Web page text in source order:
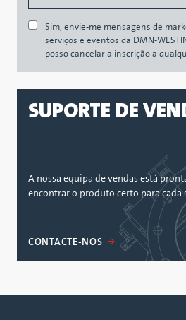
Sim, envie-me mensagens de
serviços e eventos da DMN-
posso cancelar a inscrição a
SUPORTE DE
A nossa equipa de vendas está
encontrar o produto certo para cada
CONTACTE-NOS